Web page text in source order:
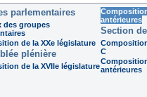
parlementaires
des groupes
de la XXe législature
plénière
de la XVIIe législature
antérieures
Section
C
antérieures